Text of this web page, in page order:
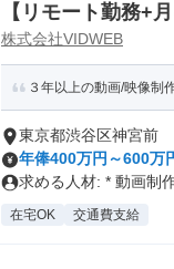
【リモート勤務+
キル不要)
株式会社VIDWEB
３年以上の動画/映像制
東京都渋谷区神宮前
年俸400万円～600万
求める人材: * 動画制
在宅OK 交通費支給